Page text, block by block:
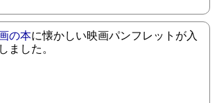
の本に懐かしい映画パンフレットが入
ました。